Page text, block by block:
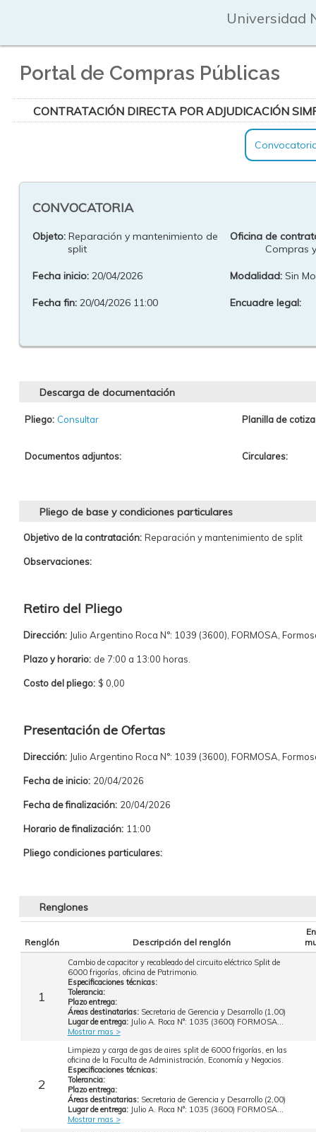
Universidad
Portal de Compras Públicas
CONTRATACIÓN DIRECTA POR ADJUDICACIÓN
CONVOCATORIA
Objeto: Reparación y mantenimiento de
split
Oficina de
Compras
Fecha inicio: 20/04/2026 Modalidad: Sin
Fecha fin: 20/04/2026 11:00 Encuadre legal:
Descarga de documentación
Pliego: Consultar Planilla de
Documentos adjuntos: Circulares:
Pliego de base y condiciones particulares
Objetivo de la contratación: Reparación y mantenimiento de split
Observaciones:
Retiro del Pliego
Dirección: Julio Argentino Roca N°: 1039 (3600), FORMOSA,
Plazo y horario: de 7:00 a 13:00 horas.
Costo del pliego: $ 0,00
Presentación de Ofertas
Dirección: Julio Argentino Roca N°: 1039 (3600), FORMOSA,
Fecha de inicio: 20/04/2026
Fecha de finalización: 20/04/2026
Horario de finalización: 11:00
Pliego condiciones particulares:
Renglones
Renglón Descripción del renglón
1
Cambio de capacitor y recableado del circuito eléctrico Split de
6000 frigorías, oficina de Patrimonio.
Especificaciones técnicas:
Tolerancia:
Plazo entrega:
Áreas destinatarias: Secretaria de Gerencia y Desarrollo (1,00)
Lugar de entrega: Julio A. Roca N°: 1035 (3600) FORMOSA...
Mostrar mas >
2
Limpieza y carga de gas de aires split de 6000 frigorías, en las
oficina de la Faculta de Administración, Economía y Negocios.
Especificaciones técnicas:
Tolerancia:
Plazo entrega:
Áreas destinatarias: Secretaria de Gerencia y Desarrollo (2,00)
Lugar de entrega: Julio A. Roca N°: 1035 (3600) FORMOSA...
Mostrar mas >